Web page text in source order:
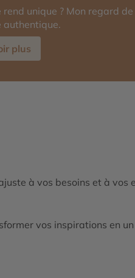
rend unique ? Mon regard
authentique.
plus
à vos besoins et à vos
vos inspirations en